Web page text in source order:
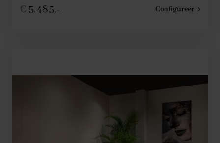
€ 5.485,- Configureer